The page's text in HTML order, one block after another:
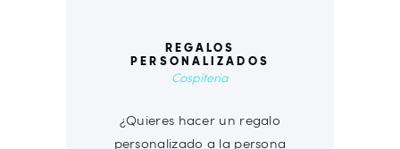
REGALOS
PERSONALIZADOS
Cospiteria
¿Quieres hacer un regalo
personalizado a la persona